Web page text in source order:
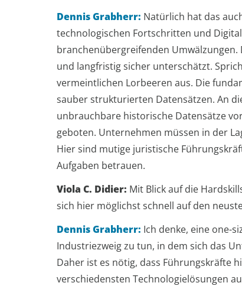
Dennis Grabherr: Natürlich hat das
technologischen Fortschritten und
branchenübergreifenden
und langfristig sicher unterschätzt.
vermeintlichen Lorbeeren aus. Die
sauber strukturierten Datensätzen. An
unbrauchbare historische Datensätze
geboten. Unternehmen müssen in der
Hier sind mutige juristische
Aufgaben betrauen.
Viola C. Didier: Mit Blick auf die
sich hier möglichst schnell auf den
Dennis Grabherr: Ich denke, eine one-
Industriezweig zu tun, in dem sich das
Daher ist es nötig, dass Führungskräfte
verschiedensten Technologielösungen